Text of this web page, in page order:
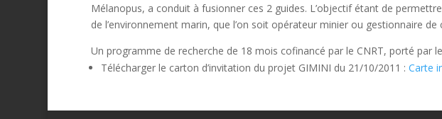
Mélanopus, a conduit à fusionner ces 2 guides. L’objectif étant de
de l’environnement marin, que l’on soit opérateur minier ou gestionnaire de
Un programme de recherche de 18 mois cofinancé par le CNRT, porté par
Télécharger le carton d’invitation du projet GIMINI du 21/10/2011 : Carte